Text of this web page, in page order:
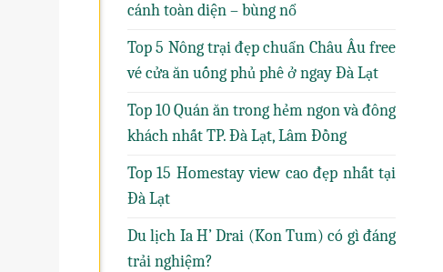
cánh toàn diện – bùng nổ
Top 5 Nông trại đẹp chuẩn Châu Âu free
vé cửa ăn uống phủ phê ở ngay Đà Lạt
Top 10 Quán ăn trong hẻm ngon và đông
khách nhất TP. Đà Lạt, Lâm Đồng
Top 15 Homestay view cao đẹp nhất tại
Đà Lạt
Du lịch Ia H’ Drai (Kon Tum) có gì đáng
trải nghiệm?